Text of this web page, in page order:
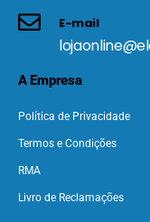
E-mail
A Empresa
Política de Privacidade
Termos e Condições
RMA
Livro de Reclamações